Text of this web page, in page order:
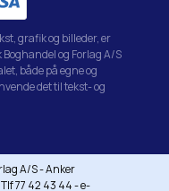
grafik og billeder, er
og Forlag A/S
både på egne og
det til tekst- og
A/S - Anker
77 42 43 44 - e-